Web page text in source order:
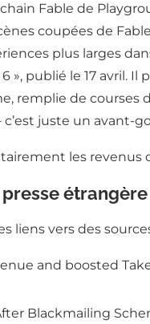
Fable de
coupées de
plus larges
6 », publié le 17
remplie de
juste un avant-
étrangère
liens vers des
and boosted
Blackmailing